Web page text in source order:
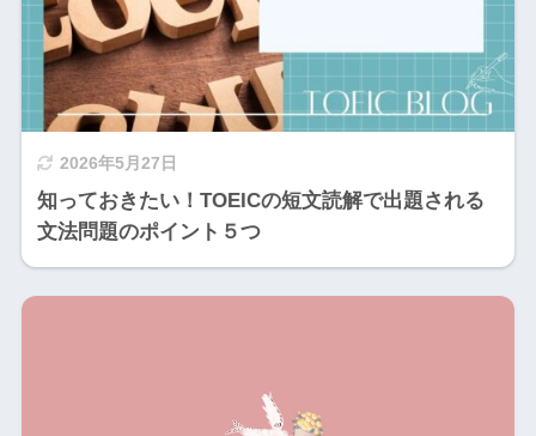
2026年5月27日
知っておきたい！TOEICの短文読解で出題される
文法問題のポイント５つ